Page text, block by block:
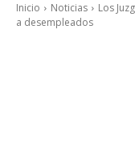
Inicio Noticias
Los
a desempleados